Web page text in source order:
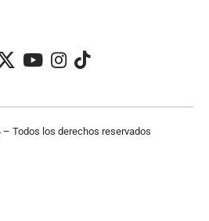
Todos los derechos reservados